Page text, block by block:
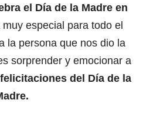
el Día de la Madre en
muy especial para todo el
la persona que nos dio la
sorprender y emocionar a
felicitaciones del Día de la